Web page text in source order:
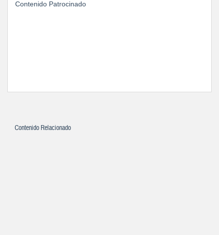
Contenido Patrocinado
Contenido Relacionado